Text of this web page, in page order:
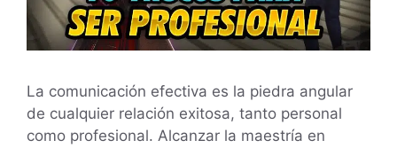
La comunicación efectiva es la piedra angular
de cualquier relación exitosa, tanto personal
como profesional. Alcanzar la maestría en